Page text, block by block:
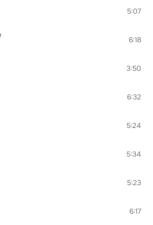
5:07
6:18
3:50
6:32
5:24
5:34
5:23
6:17